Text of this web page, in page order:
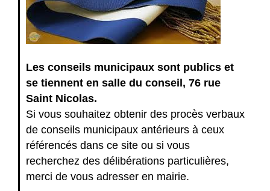
Les conseils municipaux sont publics et
se tiennent en salle du conseil, 76 rue
Saint Nicolas.
Si vous souhaitez obtenir des procès verbaux
de conseils municipaux antérieurs à ceux
référencés dans ce site ou si vous
recherchez des délibérations particulières,
merci de vous adresser en mairie.